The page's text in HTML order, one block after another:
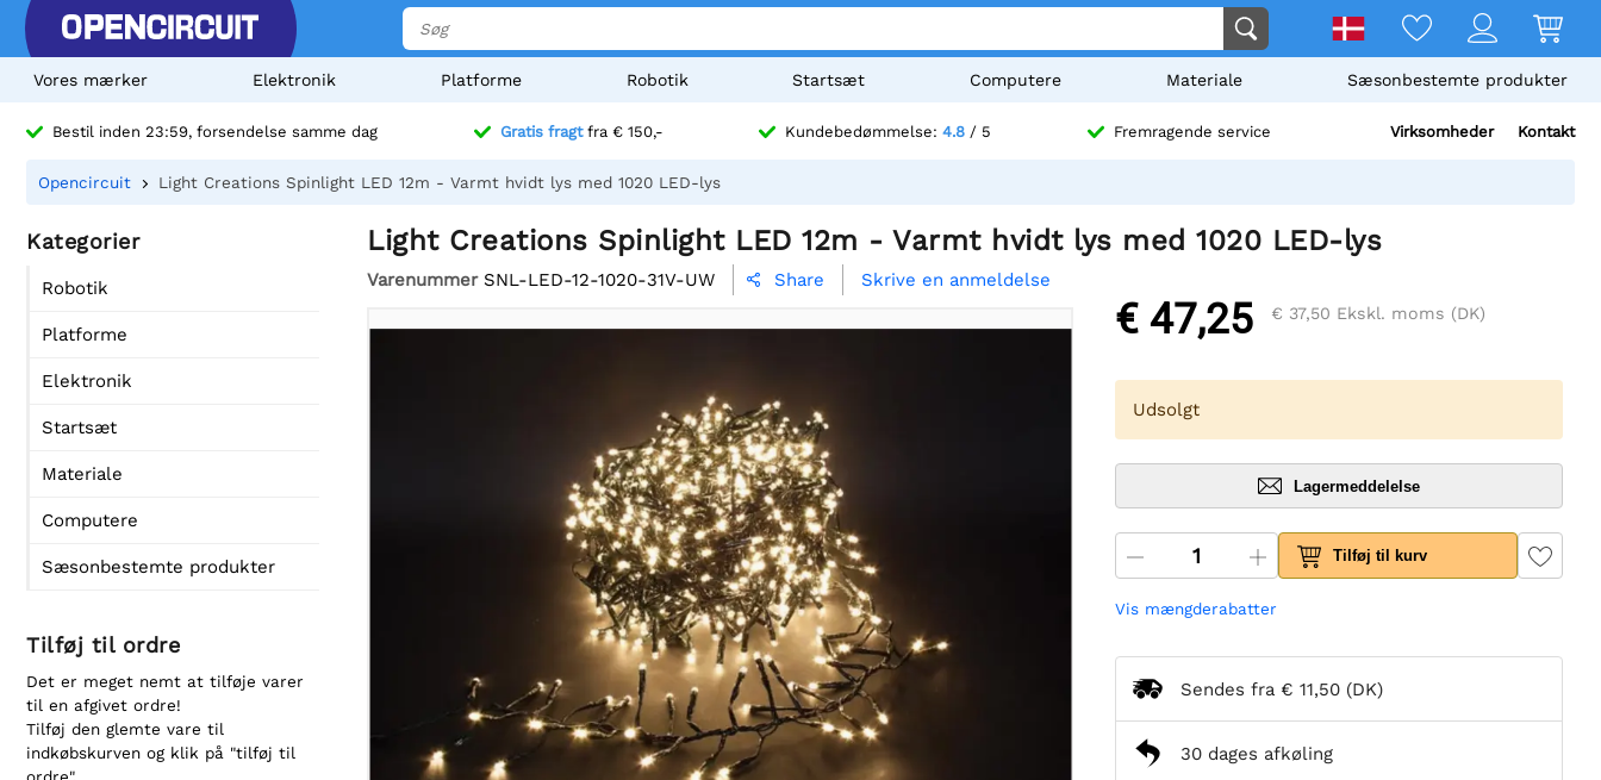
Vores mærker Elektronik Platforme Robotik Startsæt Computere Materiale Sæsonbestemte produkter
Bestil inden 23:59, forsendelse samme dag Gratis fragtfra € 150,- Kundebedømmelse: 4.8 / 5 Fremragende service Virksomheder Kontakt
Opencircuit Light Creations Spinlight LED 12m - Varmt hvidt lys med 1020 LED-lys
Kategorier
Robotik
Platforme
Elektronik
Startsæt
Materiale
Computere
Sæsonbestemte produkter
Tilføj til ordre
Det er meget nemt at tilføje varer
til en afgivet ordre!
Tilføj den glemte vare til
indkøbskurven og klik på "tilføj til
Light Creations Spinlight LED 12m - Varmt hvidt lys med 1020 LED-lys
Varenummer SNL-LED-12-1020-31V-UW  Share Skrive en anmeldelse
€ 47,25 € 37,50 Ekskl. moms (DK)
Udsolgt
Lagermeddelelse
Tilføj til kurv
Vis mængderabatter
Sendes fra € 11,50 (DK)
30 dages afkøling